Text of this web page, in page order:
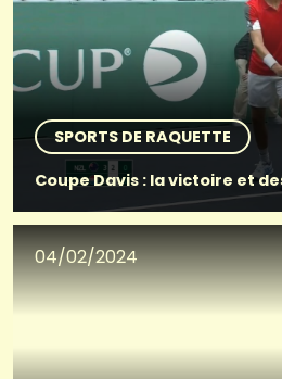
SPORTS DE RAQUETTE
Coupe Davis : la victoire et
04/02/2024